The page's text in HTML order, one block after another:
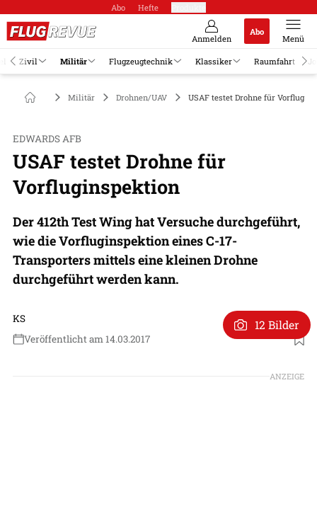
Abo Hefte
Anmelden
Abo
Menü
Zivil Militär Flugzeugtechnik Klassiker Raumfahrt
Militär Drohnen/UAV USAF testet Drohne für
EDWARDS AFB
USAF testet Drohne für
Vorfluginspektion
Der 412th Test Wing hat Versuche durchgeführt,
wie die Vorfluginspektion eines C-17-
Transporters mittels eine kleinen Drohne
durchgeführt werden kann.
KS
Veröffentlicht am 14.03.2017
12 Bilder
ANZEIGE